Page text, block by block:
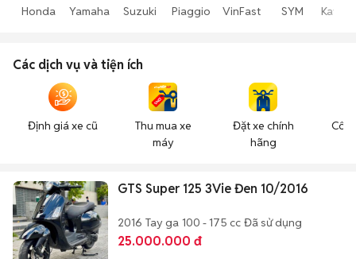
Honda Yamaha Suzuki Piaggio VinFast SYM
Các dịch vụ và tiện ích
Định giá xe cũ
Thu mua xe
máy
Đặt xe chính
hãng
GTS Super 125 3Vie Đen 10/2016
2016 Tay ga 100 - 175 cc Đã sử dụng
25.000.000 đ